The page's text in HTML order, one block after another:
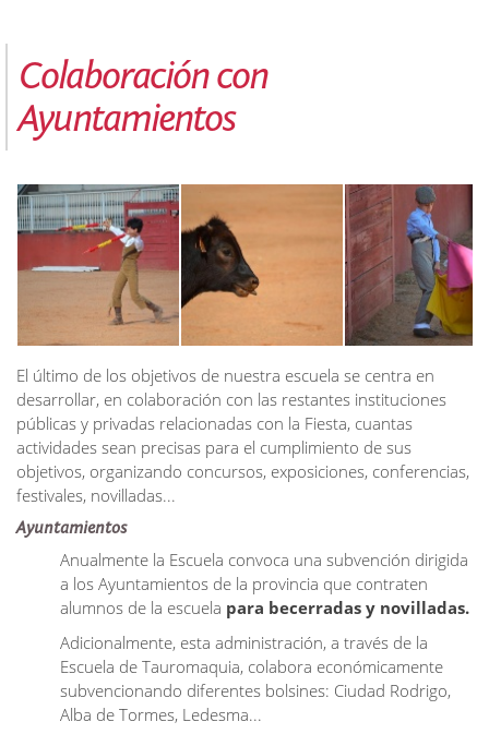
Colaboración con
Ayuntamientos
El último de los objetivos de nuestra escuela se centra en
desarrollar, en colaboración con las restantes instituciones
públicas y privadas relacionadas con la Fiesta, cuantas
actividades sean precisas para el cumplimiento de sus
objetivos, organizando concursos, exposiciones, conferencias,
festivales, novilladas...
Ayuntamientos
Anualmente la Escuela convoca una subvención dirigida
a los Ayuntamientos de la provincia que contraten
alumnos de la escuela para becerradas y novilladas.
Adicionalmente, esta administración, a través de la
Escuela de Tauromaquia, colabora económicamente
subvencionando diferentes bolsines: Ciudad Rodrigo,
Alba de Tormes, Ledesma...